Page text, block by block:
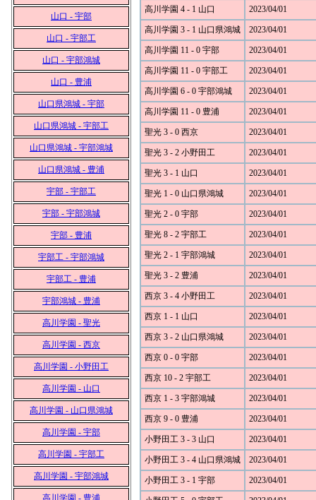
山口 - 宇部
山口 - 宇部工
山口 - 宇部鴻城
山口 - 豊浦
山口県鴻城 - 宇部
山口県鴻城 - 宇部工
山口県鴻城 - 宇部鴻城
山口県鴻城 - 豊浦
宇部 - 宇部工
宇部 - 宇部鴻城
宇部 - 豊浦
宇部工 - 宇部鴻城
宇部工 - 豊浦
宇部鴻城 - 豊浦
高川学園 - 聖光
高川学園 - 西京
高川学園 - 小野田工
高川学園 - 山口
高川学園 - 山口県鴻城
高川学園 - 宇部
高川学園 - 宇部工
高川学園 - 宇部鴻城
高川学園 - 豊浦
高川学園 4 - 1 山口 2023/04/01
高川学園 3 - 1 山口県鴻城 2023/04/01
高川学園 11 - 0 宇部 2023/04/01
高川学園 11 - 0 宇部工 2023/04/01
高川学園 6 - 0 宇部鴻城 2023/04/01
高川学園 11 - 0 豊浦 2023/04/01
聖光 3 - 0 西京 2023/04/01
聖光 3 - 2 小野田工 2023/04/01
聖光 3 - 1 山口 2023/04/01
聖光 1 - 0 山口県鴻城 2023/04/01
聖光 2 - 0 宇部 2023/04/01
聖光 8 - 2 宇部工 2023/04/01
聖光 2 - 1 宇部鴻城 2023/04/01
聖光 3 - 2 豊浦 2023/04/01
西京 3 - 4 小野田工 2023/04/01
西京 1 - 1 山口 2023/04/01
西京 3 - 2 山口県鴻城 2023/04/01
西京 0 - 0 宇部 2023/04/01
西京 10 - 2 宇部工 2023/04/01
西京 1 - 3 宇部鴻城 2023/04/01
西京 9 - 0 豊浦 2023/04/01
小野田工 3 - 3 山口 2023/04/01
小野田工 3 - 4 山口県鴻城 2023/04/01
小野田工 3 - 1 宇部 2023/04/01